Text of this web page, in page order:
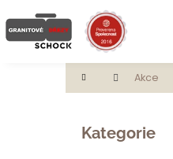
na
obsah
Domů Akce
Přeskočit
kategorie
Kategorie
o
Zpět
Zpět